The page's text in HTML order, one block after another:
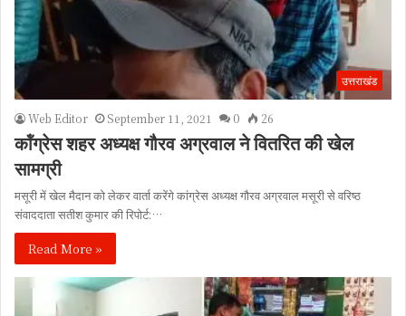
उत्तराखंड
Web Editor September 11, 2021 0 26
कॉंग्रेस शहर अध्यक्ष गौरव अग्रवाल ने वितरित की खेल
सामग्री
मसूरी में खेल मैदान को लेकर वार्ता करेंगे कांग्रेस अध्यक्ष गौरव अग्रवाल मसूरी से वरिष्ठ
संवाददाता सतीश कुमार की रिपोर्ट:…
Read More »